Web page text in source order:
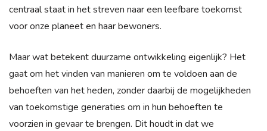
centraal staat in het streven naar een leefbare toekomst
voor onze planeet en haar bewoners.
Maar wat betekent duurzame ontwikkeling eigenlijk? Het
gaat om het vinden van manieren om te voldoen aan de
behoeften van het heden, zonder daarbij de mogelijkheden
van toekomstige generaties om in hun behoeften te
voorzien in gevaar te brengen. Dit houdt in dat we